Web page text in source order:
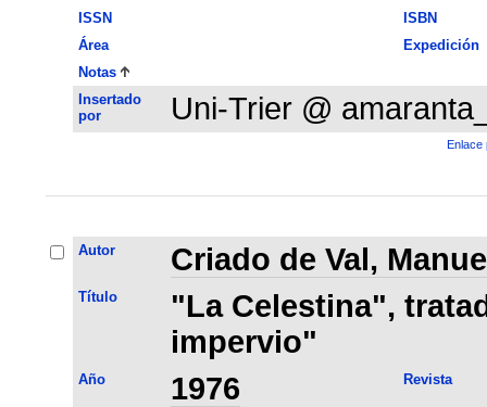
ISSN
ISBN
Área
Expedición
Notas
Insertado
por
Uni-Trier @
Enlace
Autor Criado de Val,
Título
"La Celestina",
impervio"
Año 1976 Revista